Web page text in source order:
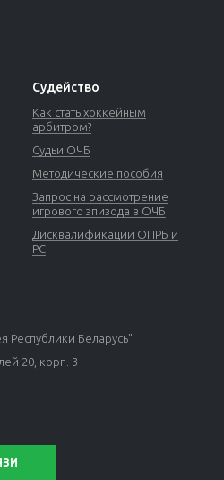
Судейство
Как стать хоккейным
арбитром?
Судьи ОЧБ
Методические пособия
Запрос на рассмотрение
игрового эпизода в ОЧБ
Дисквалификации ОПРБ и
РС
Республики Беларусь"
20, корп. 3